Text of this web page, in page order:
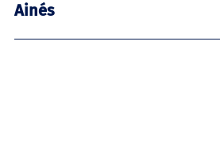
Ainés